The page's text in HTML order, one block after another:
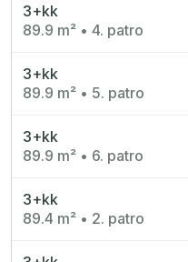
3+kk
89.9 m² • 4. patro
3+kk
89.9 m² • 5. patro
3+kk
89.9 m² • 6. patro
3+kk
89.4 m² • 2. patro